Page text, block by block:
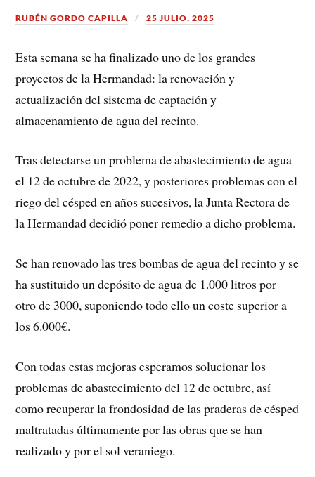
RUBÉN GORDO CAPILLA 25 JULIO, 2025
Esta semana se ha finalizado uno de los grandes
proyectos de la Hermandad: la renovación y
actualización del sistema de captación y
almacenamiento de agua del recinto.
Tras detectarse un problema de abastecimiento de agua
el 12 de octubre de 2022, y posteriores problemas con el
riego del césped en años sucesivos, la Junta Rectora de
la Hermandad decidió poner remedio a dicho problema.
Se han renovado las tres bombas de agua del recinto y se
ha sustituido un depósito de agua de 1.000 litros por
otro de 3000, suponiendo todo ello un coste superior a
los 6.000€.
Con todas estas mejoras esperamos solucionar los
problemas de abastecimiento del 12 de octubre, así
como recuperar la frondosidad de las praderas de césped
maltratadas últimamente por las obras que se han
realizado y por el sol veraniego.